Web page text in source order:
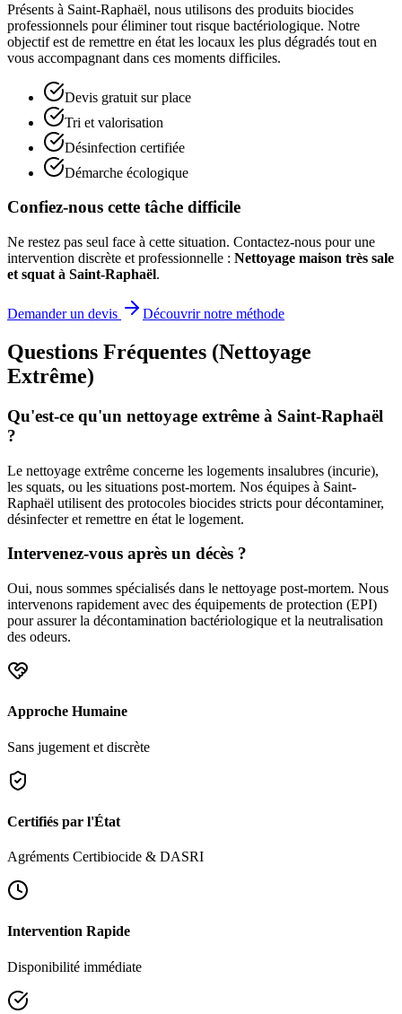
Présents à Saint-Raphaël, nous utilisons des produits biocides
professionnels pour éliminer tout risque bactériologique. Notre
objectif est de remettre en état les locaux les plus dégradés tout en
vous accompagnant dans ces moments difficiles.
Devis gratuit sur place
Tri et valorisation
Désinfection certifiée
Démarche écologique
Confiez-nous cette tâche difficile
Ne restez pas seul face à cette situation. Contactez-nous pour une
intervention discrète et professionnelle : Nettoyage maison très sale
et squat à Saint-Raphaël.
Demander un devis Découvrir notre méthode
Questions Fréquentes (Nettoyage
Extrême)
Qu'est-ce qu'un nettoyage extrême à Saint-Raphaël
?
Le nettoyage extrême concerne les logements insalubres (incurie),
les squats, ou les situations post-mortem. Nos équipes à Saint-
Raphaël utilisent des protocoles biocides stricts pour décontaminer,
désinfecter et remettre en état le logement.
Intervenez-vous après un décès ?
Oui, nous sommes spécialisés dans le nettoyage post-mortem. Nous
intervenons rapidement avec des équipements de protection (EPI)
pour assurer la décontamination bactériologique et la neutralisation
des odeurs.
Approche Humaine
Sans jugement et discrète
Certifiés par l'État
Agréments Certibiocide & DASRI
Intervention Rapide
Disponibilité immédiate